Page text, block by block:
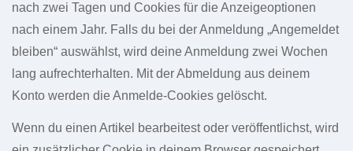
nach zwei Tagen und Cookies für die Anzeigeoptionen
nach einem Jahr. Falls du bei der Anmeldung „Angemeldet
bleiben“ auswählst, wird deine Anmeldung zwei Wochen
lang aufrechterhalten. Mit der Abmeldung aus deinem
Konto werden die Anmelde-Cookies gelöscht.
Wenn du einen Artikel bearbeitest oder veröffentlichst, wird